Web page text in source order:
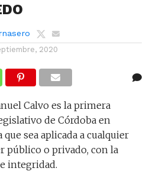
2020
Calvo es la primera
de Córdoba en
sea aplicada a cualquier
público o privado, con la
integridad.